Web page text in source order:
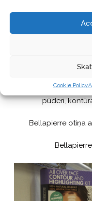
Cookie Policy
Bellapierre
Bellapierre
Bellapierre Kabuki
pūderi,
Bellapierre otiņa